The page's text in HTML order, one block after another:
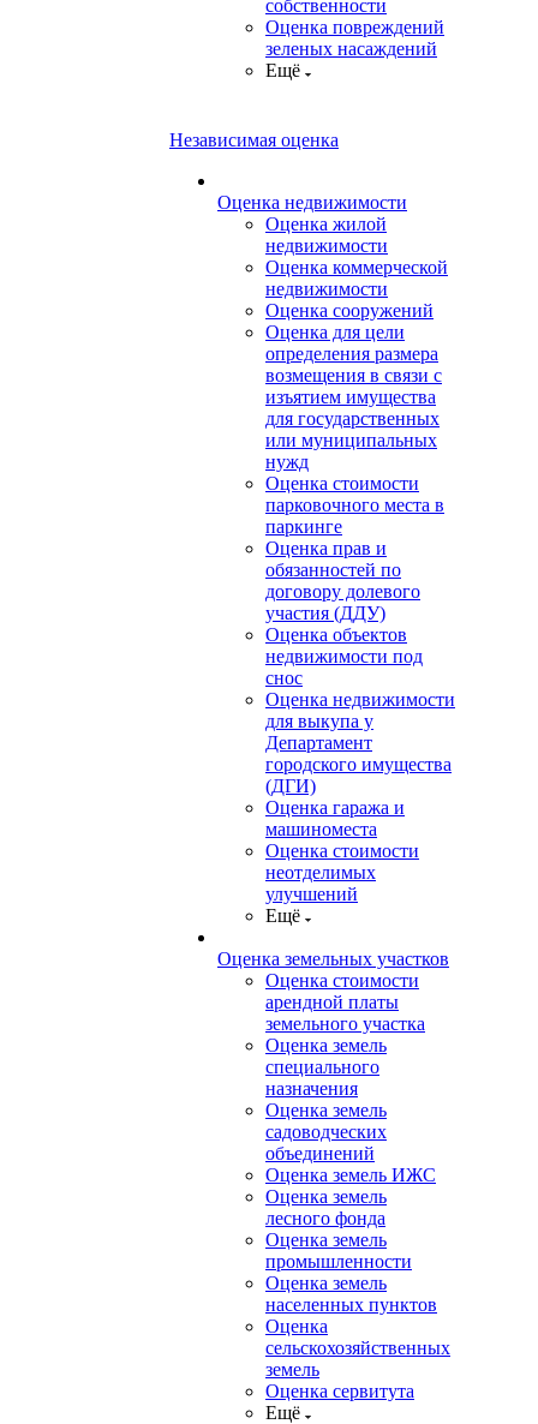
собственности
Оценка повреждений
зеленых насаждений
Ещё
Независимая оценка
Оценка недвижимости
Оценка жилой
недвижимости
Оценка коммерческой
недвижимости
Оценка сооружений
Оценка для цели
определения размера
возмещения в связи с
изъятием имущества
для государственных
или муниципальных
нужд
Оценка стоимости
парковочного места в
паркинге
Оценка прав и
обязанностей по
договору долевого
участия (ДДУ)
Оценка объектов
недвижимости под
снос
Оценка недвижимости
для выкупа у
Департамент
городского имущества
(ДГИ)
Оценка гаража и
машиноместа
Оценка стоимости
неотделимых
улучшений
Ещё
Оценка земельных участков
Оценка стоимости
арендной платы
земельного участка
Оценка земель
специального
назначения
Оценка земель
садоводческих
объединений
Оценка земель ИЖС
Оценка земель
лесного фонда
Оценка земель
промышленности
Оценка земель
населенных пунктов
Оценка
сельскохозяйственных
земель
Оценка сервитута
Ещё